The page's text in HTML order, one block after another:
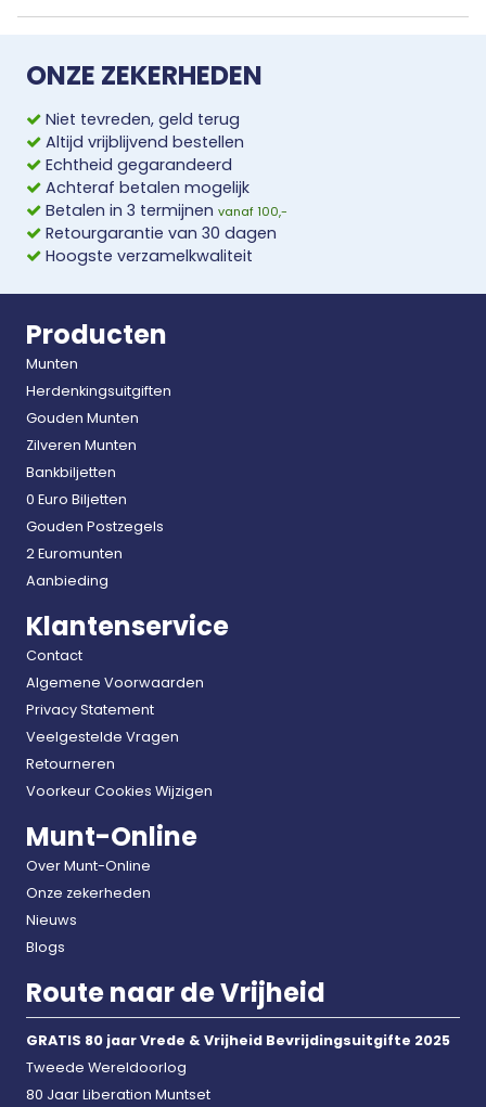
ONZE ZEKERHEDEN
Niet tevreden, geld terug
Altijd vrijblijvend bestellen
Echtheid gegarandeerd
Achteraf betalen mogelijk
Betalen in 3 termijnen vanaf 100,-
Retourgarantie van 30 dagen
Hoogste verzamelkwaliteit
Producten
Munten
Herdenkingsuitgiften
Gouden Munten
Zilveren Munten
Bankbiljetten
0 Euro Biljetten
Gouden Postzegels
2 Euromunten
Aanbieding
Klantenservice
Contact
Algemene Voorwaarden
Privacy Statement
Veelgestelde Vragen
Retourneren
Voorkeur Cookies Wijzigen
Munt-Online
Over Munt-Online
Onze zekerheden
Nieuws
Blogs
Route naar de Vrijheid
GRATIS 80 jaar Vrede & Vrijheid Bevrijdingsuitgifte 2025
Tweede Wereldoorlog
80 Jaar Liberation Muntset